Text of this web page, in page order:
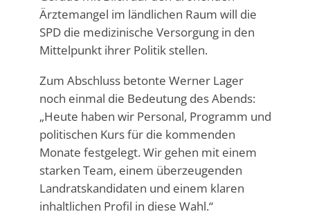
Ärztemangel im ländlichen Raum will die
SPD die medizinische Versorgung in den
Mittelpunkt ihrer Politik stellen.
Zum Abschluss betonte Werner Lager
noch einmal die Bedeutung des Abends:
„Heute haben wir Personal, Programm und
politischen Kurs für die kommenden
Monate festgelegt. Wir gehen mit einem
starken Team, einem überzeugenden
Landratskandidaten und einem klaren
inhaltlichen Profil in diese Wahl.“